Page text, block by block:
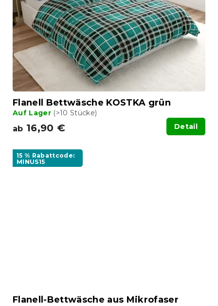
Flanell Bettwäsche KOSTKA grün
Auf Lager (>10 Stücke)
ab 16,90 € Detail
15 % Rabattcode:
MINUS15
Flanell-Bettwäsche aus Mikrofaser